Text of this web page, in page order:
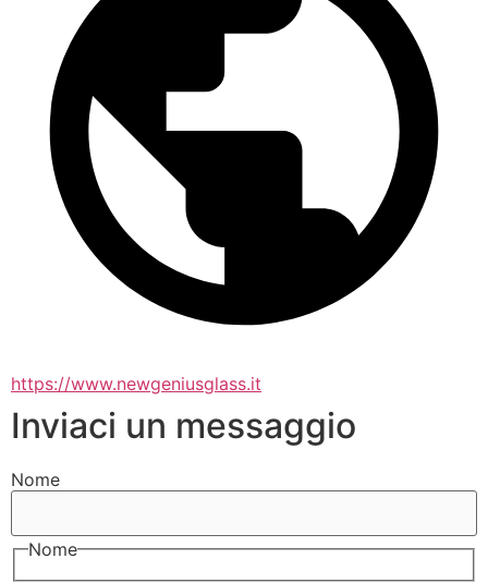
https://www.newgeniusglass.it
Inviaci un messaggio
Nome
Nome